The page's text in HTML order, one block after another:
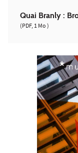
Quai Branly :
(PDF, 1 Mo )